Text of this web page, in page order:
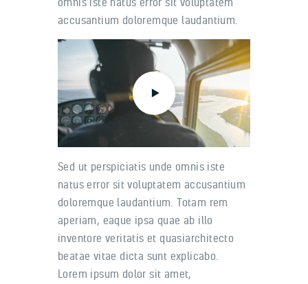
accusantium doloremque laudantium.
Sed ut perspiciatis unde omnis iste
natus error sit voluptatem accusantium
doloremque laudantium. Totam rem
aperiam, eaque ipsa quae ab illo
inventore veritatis et quasiarchitecto
beatae vitae dicta sunt explicabo.
Lorem ipsum dolor sit amet,